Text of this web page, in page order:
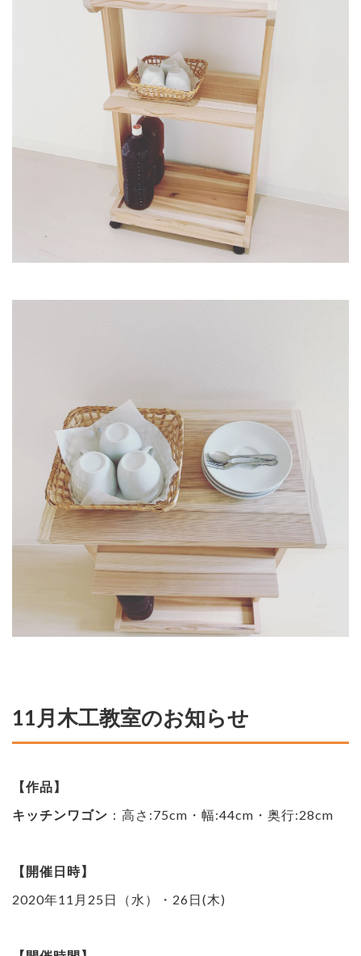
11月木工教室のお知らせ
【作品】
キッチンワゴン ：高さ:75cm・幅:44cm・奥行:28cm
【開催日時】
2020年11月25日（水）・26日(木)